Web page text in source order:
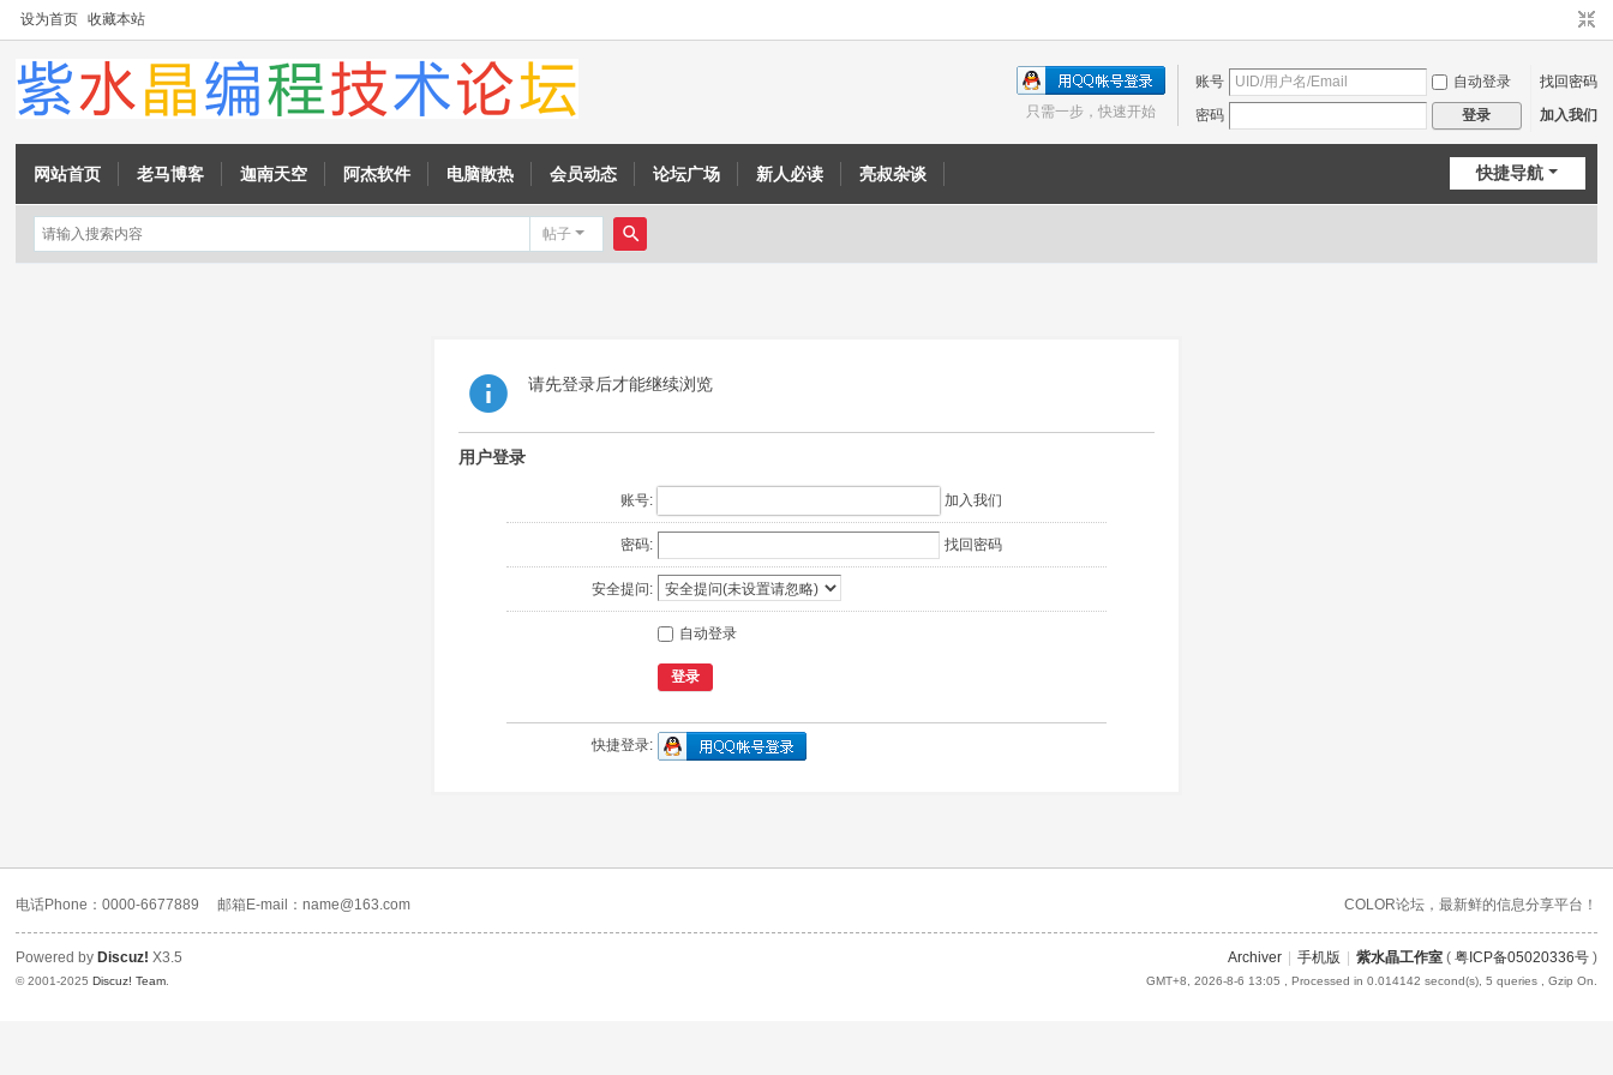
设为首页 收藏本站
账号 自动登录
找回密码
密码
登录 加入我们
只需一步，快速开始
快捷导航
网站首页 老马博客 迦南天空 阿杰软件 电脑散热 会员动态 论坛广场 新人必读 亮叔杂谈
帖子
搜
请先登录后才能继续浏览
用户登录
账号: 加入我们
密码: 找回密码
安全提问:
自动登录
登录
快捷登录:
电话Phone：0000-6677889 邮箱E-mail：name@163.com COLOR论坛，最新鲜的信息分享平台！
Archiver 手机版 紫水晶工作室( 粤ICP备05020336号)
GMT+8, 2026-8-6 13:05 , Processed in 0.014142 second(s), 5 queries , Gzip On.
Powered by Discuz! X3.5
© 2001-2025Discuz! Team